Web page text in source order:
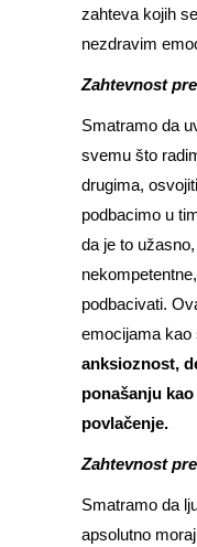
zahteva kojih
nezdravim
Zahtevnost
Smatramo da
svemu što
drugima,
podbacimo u
da je to
podbacivati.
emocijama kao
anksioznost,
ponašanju
povlačenje.
Zahtevnost
Smatramo da
apsolutno